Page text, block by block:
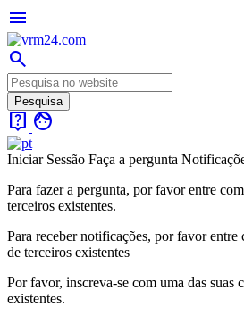
menu
search
live_help face
Iniciar Sessão Faça a pergunta
Para fazer a pergunta, por favor entre
terceiros existentes.
Para receber notificações, por favor entre
de terceiros existentes
Por favor, inscreva-se com uma das suas
existentes.